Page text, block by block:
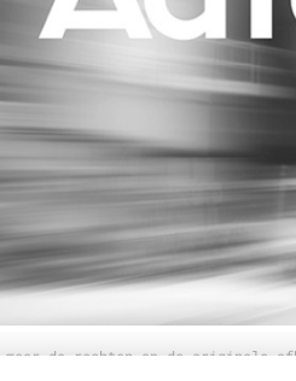
meer de rechten op de originele